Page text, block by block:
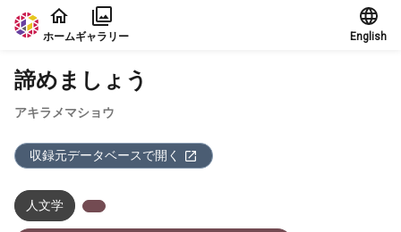
本文に飛ぶ
ホームギャラリー English
諦めましょう
アキラメマショウ
収録元データベースで開く
人文学